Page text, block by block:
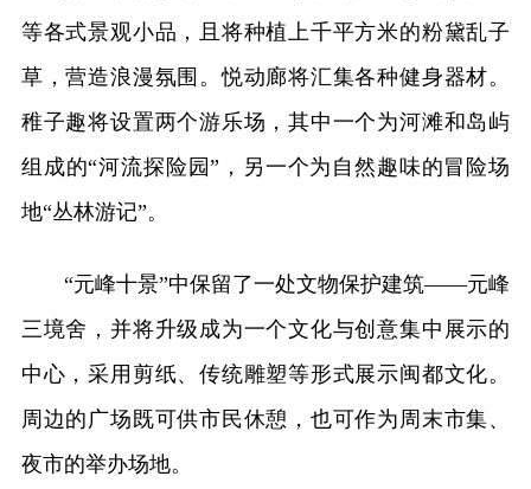
等各式景观小品，且将种植上千平方米的粉黛乱子
草，营造浪漫氛围。悦动廊将汇集各种健身器材。
稚子趣将设置两个游乐场，其中一个为河滩和岛屿
组成的“河流探险园”，另一个为自然趣味的冒险场
地“丛林游记”。
“元峰十景”中保留了一处文物保护建筑——元峰
三境舍，并将升级成为一个文化与创意集中展示的
中心，采用剪纸、传统雕塑等形式展示闽都文化。
周边的广场既可供市民休憩，也可作为周末市集、
夜市的举办场地。